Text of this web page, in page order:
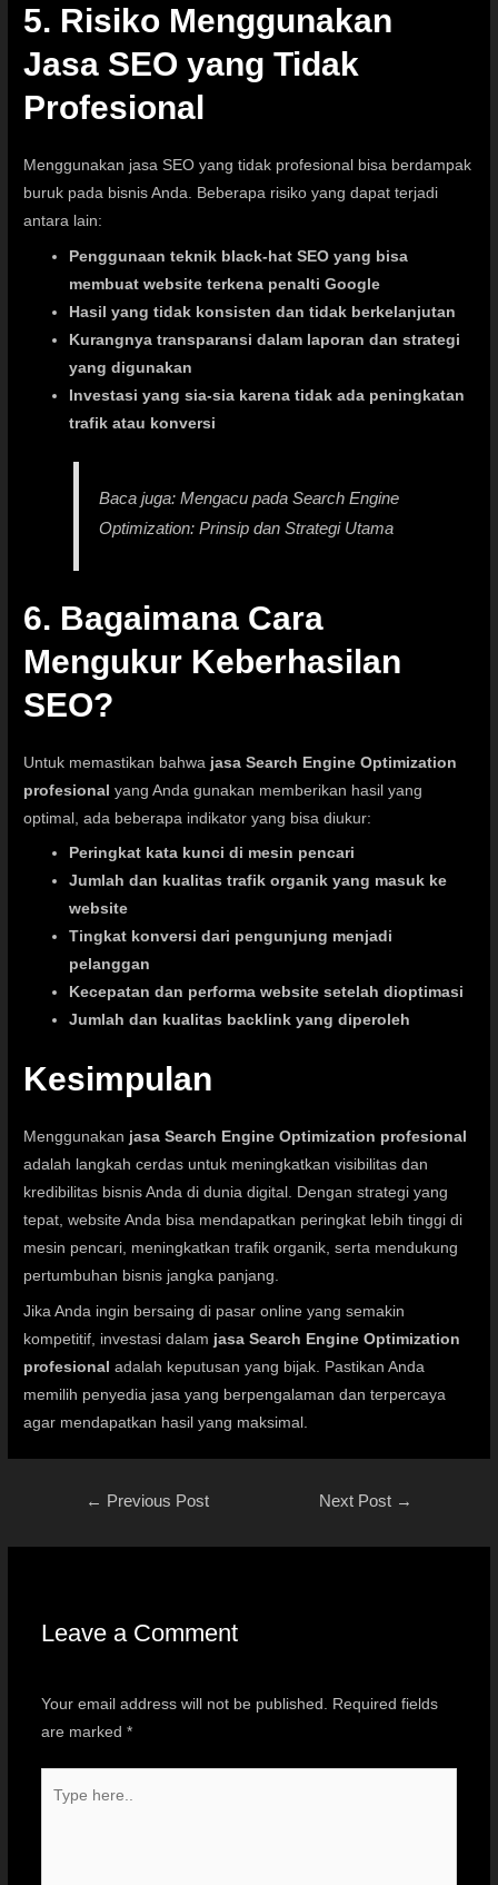
5. Risiko Menggunakan
Jasa SEO yang Tidak
Profesional
Menggunakan jasa SEO yang tidak profesional bisa berdampak
buruk pada bisnis Anda. Beberapa risiko yang dapat terjadi
antara lain:
Penggunaan teknik black-hat SEO yang bisa
membuat website terkena penalti Google
Hasil yang tidak konsisten dan tidak berkelanjutan
Kurangnya transparansi dalam laporan dan strategi
yang digunakan
Investasi yang sia-sia karena tidak ada peningkatan
trafik atau konversi
Baca juga:Mengacu pada Search Engine
Optimization: Prinsip dan Strategi Utama
6. Bagaimana Cara
Mengukur Keberhasilan
SEO?
Untuk memastikan bahwa jasa Search Engine Optimization
profesional yang Anda gunakan memberikan hasil yang
optimal, ada beberapa indikator yang bisa diukur:
Peringkat kata kunci di mesin pencari
Jumlah dan kualitas trafik organik yang masuk ke
website
Tingkat konversi dari pengunjung menjadi
pelanggan
Kecepatan dan performa website setelah dioptimasi
Jumlah dan kualitas backlink yang diperoleh
Kesimpulan
Menggunakan jasa Search Engine Optimization profesional
adalah langkah cerdas untuk meningkatkan visibilitas dan
kredibilitas bisnis Anda di dunia digital. Dengan strategi yang
tepat, website Anda bisa mendapatkan peringkat lebih tinggi di
mesin pencari, meningkatkan trafik organik, serta mendukung
pertumbuhan bisnis jangka panjang.
Jika Anda ingin bersaing di pasar online yang semakin
kompetitif, investasi dalam jasa Search Engine Optimization
profesional adalah keputusan yang bijak. Pastikan Anda
memilih penyedia jasa yang berpengalaman dan terpercaya
agar mendapatkan hasil yang maksimal.
← Previous Post Next Post →
Leave a Comment
Your email address will not be published.
Required fields
are marked *